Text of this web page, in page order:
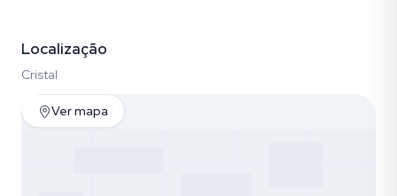
Localização
Cristal
Ver mapa